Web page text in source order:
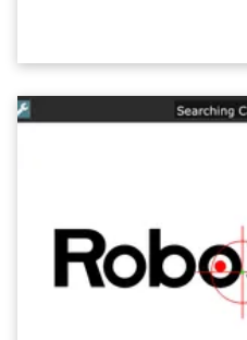
overview of how to
to keep your operation
consistent.